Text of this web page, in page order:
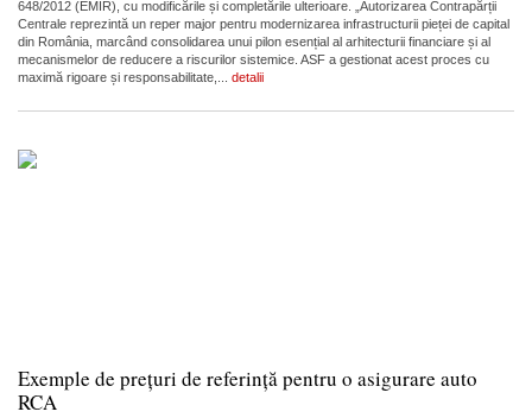
648/2012 (EMIR), cu modificările și completările ulterioare. „Autorizarea Contrapărții
Centrale reprezintă un reper major pentru modernizarea infrastructurii pieței de capital
din România, marcând consolidarea unui pilon esențial al arhitecturii financiare și al
mecanismelor de reducere a riscurilor sistemice. ASF a gestionat acest proces cu
maximă rigoare și responsabilitate,... detalii
Exemple de prețuri de referință pentru o asigurare auto
RCA